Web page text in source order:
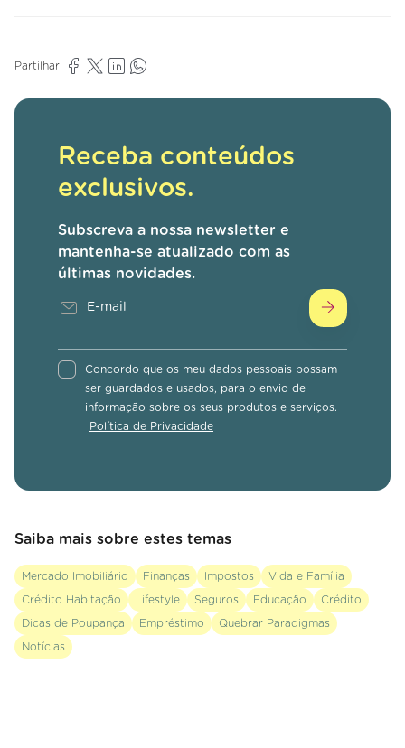
Partilhar:
Receba conteúdos
exclusivos.
Subscreva a nossa newsletter e
mantenha-se atualizado com as
últimas novidades.
Concordo que os meu dados pessoais possam
ser guardados e usados, para o envio de
informação sobre os seus produtos e serviços.
Política de Privacidade
Saiba mais sobre estes temas
Mercado Imobiliário Finanças Impostos Vida e Família
Crédito Habitação Lifestyle Seguros Educação Crédito
Dicas de Poupança Empréstimo Quebrar Paradigmas
Notícias